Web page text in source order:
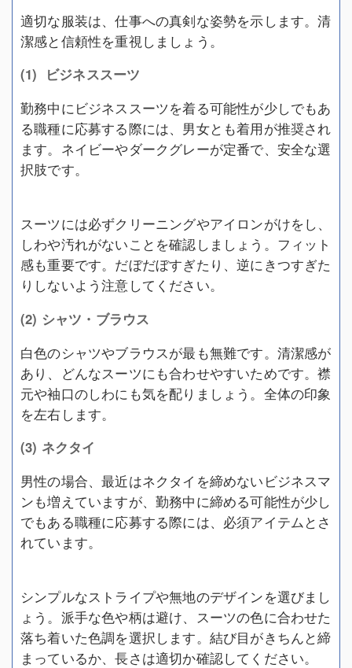
適切な服装は、仕事への真剣な姿勢を示します。清
潔感と信頼性を重視しましょう。
(1) ビジネススーツ
勤務中にビジネススーツを着る可能性が少しでもあ
る職種に応募する際には、男女とも着用が推奨され
ます。ネイビーやダークグレーが定番で、安全な選
択肢です。
スーツには必ずクリーニングやアイロンがけをし、
しわや汚れがないことを確認しましょう。フィット
感も重要です。だぼだぼすぎたり、逆にきつすぎた
りしないよう注意してください。
(2) シャツ・ブラウス
白色のシャツやブラウスが最も無難です。清潔感が
あり、どんなスーツにも合わせやすいためです。襟
元や袖口のしわにも気を配りましょう。全体の印象
を左右します。
(3) ネクタイ
男性の場合、最近はネクタイを締めないビジネスマ
ンも増えていますが、勤務中に締める可能性が少し
でもある職種に応募する際には、必須アイテムとさ
れています。
シンプルなストライプや無地のデザインを選びまし
ょう。派手な色や柄は避け、スーツの色に合わせた
落ち着いた色調を選択します。結び目がきちんと締
まっているか、長さは適切か確認してください。